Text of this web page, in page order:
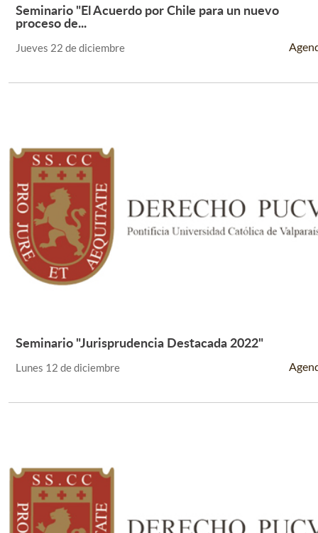
Leer Más +
Seminario "El Acuerdo por Chile para un nuevo
proceso de...
Jueves 22 de diciembre
Leer Más +
Seminario "Jurisprudencia Destacada 2022"
Lunes 12 de diciembre